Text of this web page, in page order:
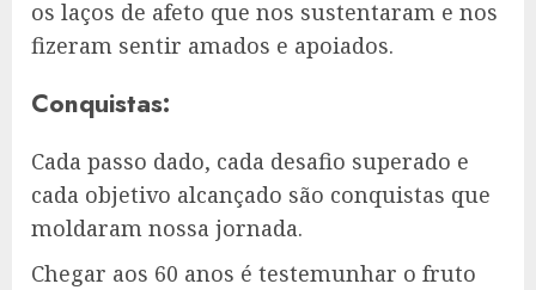
os laços de afeto que nos sustentaram e nos
fizeram sentir amados e apoiados.
Conquistas:
Cada passo dado, cada desafio superado e
cada objetivo alcançado são conquistas que
moldaram nossa jornada.
Chegar aos 60 anos é testemunhar o fruto